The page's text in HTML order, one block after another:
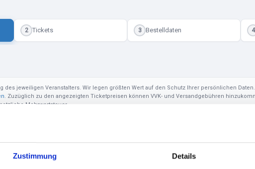
Zustimmung Details
2 Tickets 3 Bestelldaten 4
des jeweiligen Veranstalters. Wir legen größten Wert auf den Schutz Ihrer persönlichen
. Zuzüglich zu den angezeigten Ticketpreisen können VVK- und Versandgebühren
Mehrwertsteuer.